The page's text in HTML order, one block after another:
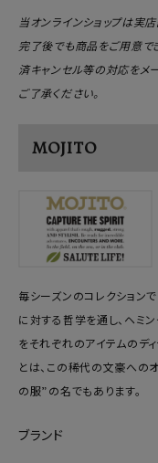
当オンラインショップは実
完了後でも商品をご用意で
済キャンセル等の対応をメ
ご了承ください。
MOJITO
毎シーズンのコレクション
に対する哲学を通し、ヘミ
をそれぞれのアイテムのデ
とは、この稀代の文豪への
の服”の名でもあります。
ブランド